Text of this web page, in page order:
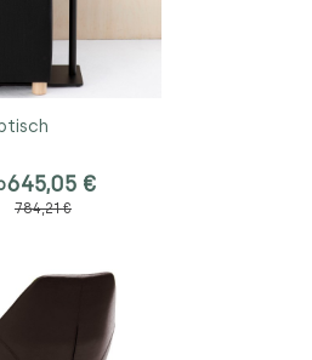
645,05 €
784,21 €